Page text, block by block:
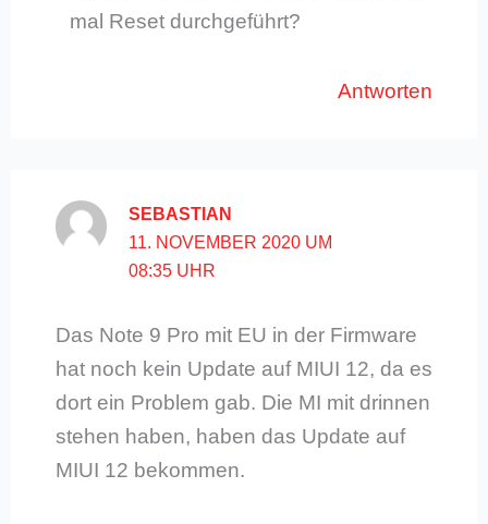
mal Reset durchgeführt?
Antworten
SEBASTIAN
11. NOVEMBER 2020 UM
08:35 UHR
Das Note 9 Pro mit EU in der Firmware
hat noch kein Update auf MIUI 12, da es
dort ein Problem gab. Die MI mit drinnen
stehen haben, haben das Update auf
MIUI 12 bekommen.